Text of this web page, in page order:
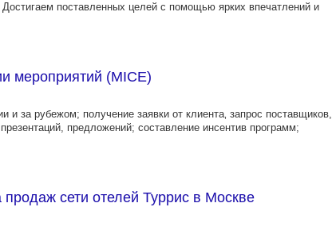
поставленных целей с помощью ярких впечатлений и
мероприятий (MICE)
и за рубежом; получение заявки от клиента‚ запрос поставщиков,
предложений; составление инсентив программ;
сети отелей Туррис в Москве